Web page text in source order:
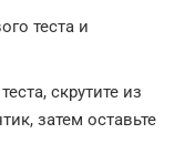
теста и
скрутите из
затем оставьте